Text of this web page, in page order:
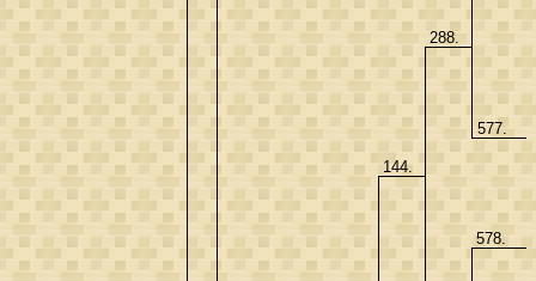
144.
288.
577.
578.